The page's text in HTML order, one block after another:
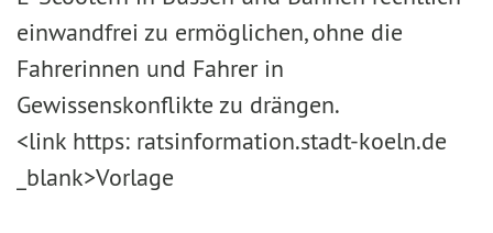
einwandfrei zu ermöglichen, ohne die
Fahrerinnen und Fahrer in
Gewissenskonflikte zu drängen.
<link https: ratsinformation.stadt-koeln.de
_blank>Vorlage